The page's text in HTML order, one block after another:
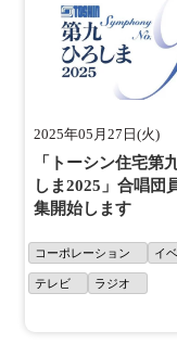
2025年05月27日(火)
「トーシン住宅第
しま2025」合唱団
集開始します
コーポレーション イ
テレビ ラジオ